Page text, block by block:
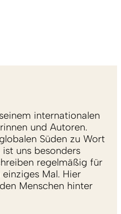
internationalen
und Autoren.
Süden zu Wort
uns besonders
regelmäßig für
Mal. Hier
Menschen hinter